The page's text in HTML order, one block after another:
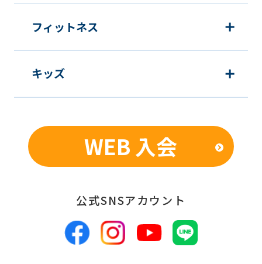
フィットネス
キッズ
WEB 入会
公式SNSアカウント